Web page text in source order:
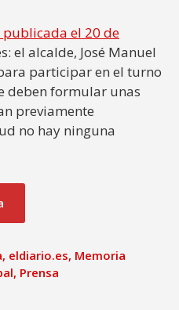
el 20 de
el alcalde, José Manuel
participar en el turno
deben formular unas
previamente
no hay ninguna
, eldiario.es, Memoria
, Prensa